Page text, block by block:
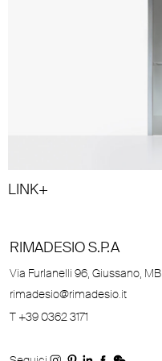
LINK+
RIMADESIO S.P.A
Via Furlanelli 96, Giussano, MB
rimadesio@rimadesio.it
T +39 0362 3171